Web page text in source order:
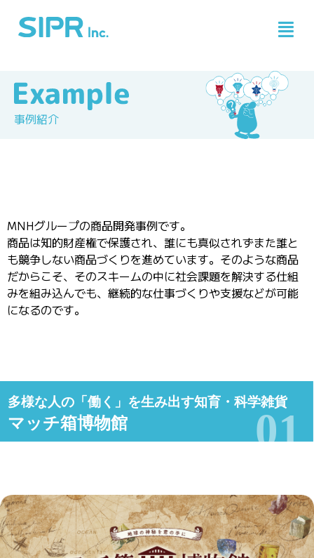
事例紹介
MNHグループの商品開発事例です。
商品は知的財産権で保護され、誰にも真似されずまた誰と
も競争しない商品づくりを進めています。そのような商品
だからこそ、そのスキームの中に社会課題を解決する仕組
みを組み込んでも、継続的な仕事づくりや支援などが可能
になるのです。